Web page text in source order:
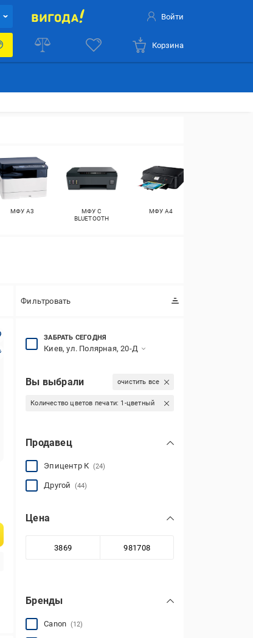
Войти
Корзина
МФУ А3
МФУ С
BLUETOOTH
МФУ А4
Фильтровать
ЗАБРАТЬ СЕГОДНЯ
Киев, ул. Полярная, 20-Д
Вы выбрали очистить все
Количество цветов печати: 1-цветный
Продавец
Эпицентр К (24)
Другой (44)
Цена
Бренды
Canon (12)